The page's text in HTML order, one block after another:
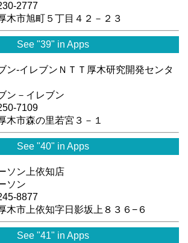
2777
木市旭町５丁目４２－２３
See "39" in Apps
ン‐イレブンＮＴＴ厚木研究開発センタ
ン－イレブン
7109
木市森の里若宮３－１
See "40" in Apps
ソン上依知店
ソン
8877
木市上依知字日影坂上８３６−６
See "41" in Apps